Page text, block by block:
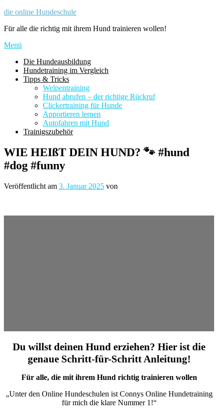
Zum
springen
die online Hundeschule
Für alle die richtig mit ihrem Hund trainieren wollen!
Menü
Die Hundeausbildung
Hundetraining im Vergleich
Tipps & Tricks
Welpentraining
Hund abrufen – der richtige Rückruf
Clickertraining für Hunde
Apportieren lernen
Autofahren mit Hund
Trainigszubehör
WIE HEIßT DEIN HUND? 🐾 #hund
#dog #funny
Veröffentlicht am 3. Januar 2025 von
Du willst deinen Hund erziehen? Hier ist die
genaue Schritt-für-Schritt Anleitung!
Für alle, die mit ihrem Hund richtig trainieren wollen
„Unter den Online Hundeschulen ist Connys Online Hundetraining
für mich die klare Nummer 1!“